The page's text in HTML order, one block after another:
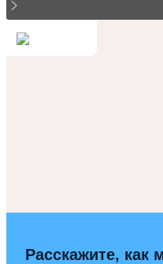
Расскажите, как